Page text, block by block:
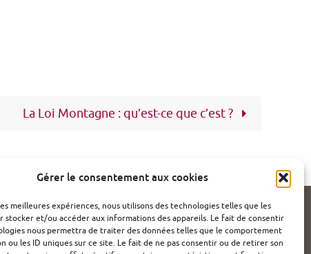
Gérer le consentement aux cookies
meilleures expériences, nous utilisons des technologies telles que les
stocker et/ou accéder aux informations des appareils. Le fait de consentir
nous permettra de traiter des données telles que le comportement
ou les ID uniques sur ce site. Le fait de ne pas consentir ou de retirer son
La Loi Montagne : qu’est-ce que c’est ?
(UE)